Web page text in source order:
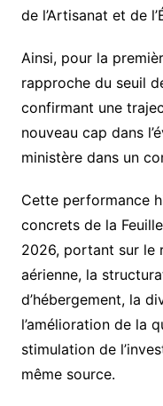
de l’Artisanat et de
Ainsi, pour la
rapproche du seuil
confirmant une
nouveau cap dans
ministère dans un
Cette performance
concrets de la
2026, portant sur le
aérienne, la
d’hébergement, la
l’amélioration de la
stimulation de
même source.